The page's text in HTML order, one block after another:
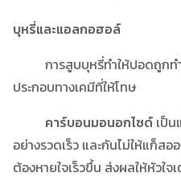
บุหรี่และแอลกอฮอล์
การสูบบุหรี่ทำให้ปอดถูกทำ
ประกอบทางเคมีที่ให้โทษ
คาร์บอนมอนอกไซด์ เป็
อย่างรวดเร็ว และกันไม่ให้แก็สอ
ต้องหายใจเร็วขึ้น ส่งผลให้หัวใ